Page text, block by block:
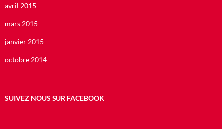
avril 2015
mars 2015
janvier 2015
octobre 2014
SUIVEZ NOUS SUR FACEBOOK